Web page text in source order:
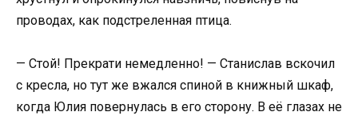
проводах, как подстреленная птица.
— Стой! Прекрати немедленно! — Станислав вскочил
с кресла, но тут же вжался спиной в книжный шкаф,
когда Юлия повернулась в его сторону. В её глазах не